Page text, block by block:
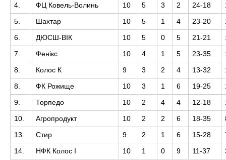
4.
ФЦ Ковель-Волинь 10 5 3 2 24-18
5.
Шахтар 10 5 1 4 23-20
6.
ДЮСШ-ВІК 10 5 0 5 21-21
7.
Фенікс 10 4 1 5 23-35
8.
Колос К 9 3 2 4 13-32
8.
ФК Рожище 10 3 1 6 19-25
9.
Торпедо 10 2 4 4 12-18
10.
Агропродукт 10 2 2 6 18-35
13.
Стир 9 2 1 6 15-28
14.
НФК Колос І 10 1 0 9 11-37